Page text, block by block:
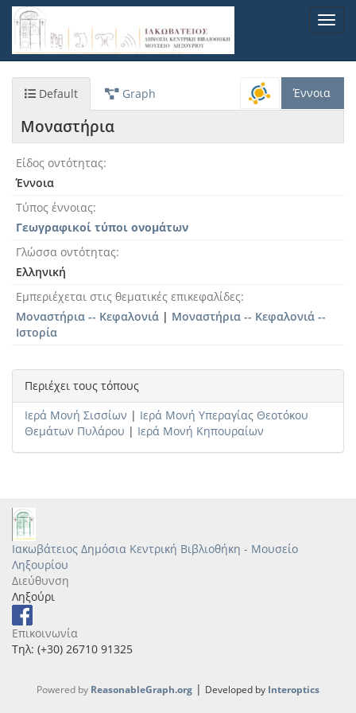
Παράκαμψη
προς
κυρίως
Default Graph Έννοια
Μοναστήρια
Είδος οντότητας
Έννοια
Τύπος έννοιας
Γεωγραφικοί τύποι ονομάτων
Γλώσσα οντότητας
Ελληνική
Εμπεριέχεται στις θεματικές επικεφαλίδες
Μοναστήρια -- Κεφαλονιά | Μοναστήρια -- Κεφαλονιά --
Ιστορία
Περιέχει τους τόπους
Ιερά Μονή Σισσίων | Ιερά Μονή Υπεραγίας Θεοτόκου
Θεμάτων Πυλάρου | Ιερά Μονή Κηπουραίων
Ιακωβάτειος Δημόσια Κεντρική Βιβλιοθήκη - Μουσείο
Ληξουρίου
Διεύθυνση
Ληξούρι
Επικοινωνία
Τηλ: (+30) 26710 91325
Powered by ReasonableGraph.org | Developed by Interoptics